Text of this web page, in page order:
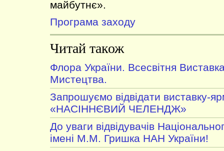
майбутнє».
Програма заходу
Читай також
Флора України. Всесвітня
Мистецтва.
Запрошуємо відвідати виставку-
«НАСІННЄВИЙ ЧЕЛЕНДЖ»
До уваги відвідувачів
імені М.М. Гришка НАН України!